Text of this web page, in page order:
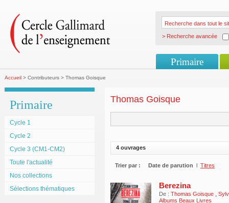
> Recherche avancée
Primaire
Accueil > Contributeurs > Thomas Goisque
Primaire
Cycle 1
Cycle 2
Cycle 3 (CM1-CM2)
Toute l'actualité
Nos collections
Sélections thématiques
Thomas Goisque
4 ouvrages
Trier par : Date de parution l Titres
Berezina
De : Thomas Goisque
Albums Beaux Livres